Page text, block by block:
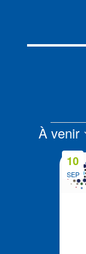
À venir
Sélectionnez
List
events
SEP
10